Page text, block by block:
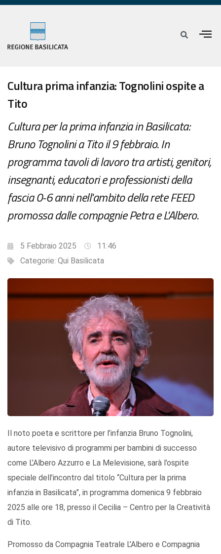
Cultura prima infanzia: Tognolini ospite a
Tito
Cultura per la prima infanzia in Basilicata:
Bruno Tognolini a Tito il 9 febbraio. In
programma tavoli di lavoro tra artisti, genitori,
insegnanti, educatori e professionisti della
fascia 0-6 anni nell'ambito della rete FEED
promossa dalle compagnie Petra e L'Albero.
5 Febbraio 2025
11:46
Categorie: Qui Basilicata
Il noto poeta e scrittore per l’infanzia Bruno Tognolini,
autore televisivo di programmi per bambini di successo
come L’Albero Azzurro e La Melevisione, sarà l’ospite
speciale dell’incontro dal titolo “Cultura per la prima
infanzia in Basilicata”, in programma domenica 9 febbraio
2025 alle ore 18, presso il Cecilia – Centro per la Creatività
di Tito.
Promosso da Compagnia Teatrale L’Albero e Compagnia